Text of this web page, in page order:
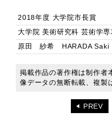
2018年度 大学院市長賞
大学院 美術研究科 芸術学
原田 紗希 HARADA Saki
掲載作品の著作権は制作者
像データの無断転載、複製
PREV